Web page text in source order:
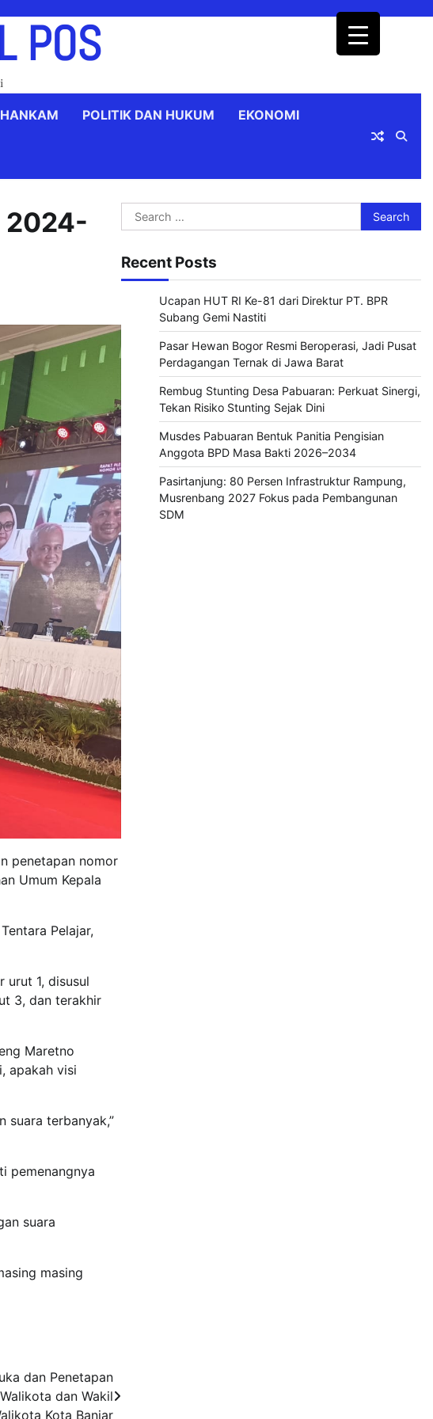
POS
HANKAM POLITIK DAN HUKUM EKONOMI
2024-
penetapan nomor
Umum Kepala
Pelajar,
urut 1, disusul
3, dan terakhir
Maretno
apakah visi
suara terbanyak,”
pemenangnya
suara
masing
dan Penetapan
dan Wakil
Kota Banjar
Search
for:
Recent Posts
Ucapan HUT RI Ke-81 dari Direktur PT. BPR
Subang Gemi Nastiti
Pasar Hewan Bogor Resmi Beroperasi, Jadi Pusat
Perdagangan Ternak di Jawa Barat
Rembug Stunting Desa Pabuaran: Perkuat Sinergi,
Tekan Risiko Stunting Sejak Dini
Musdes Pabuaran Bentuk Panitia Pengisian
Anggota BPD Masa Bakti 2026–2034
Pasirtanjung: 80 Persen Infrastruktur Rampung,
Musrenbang 2027 Fokus pada Pembangunan
SDM